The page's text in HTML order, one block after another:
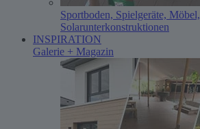
Sportboden, Spielgeräte, Möbel,
Solarunterkonstruktionen
INSPIRATION
Galerie + Magazin